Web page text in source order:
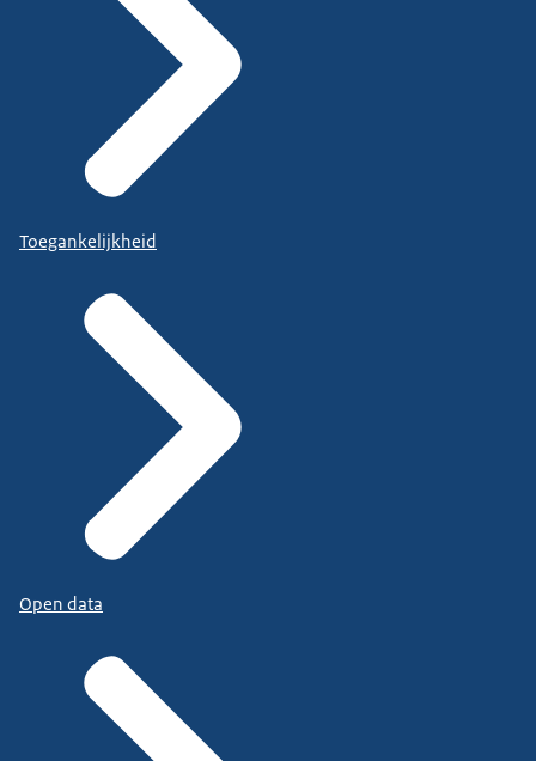
Toegankelijkheid
Open data